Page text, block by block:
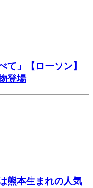
て」【ローソン】
登場
熊本生まれの人気